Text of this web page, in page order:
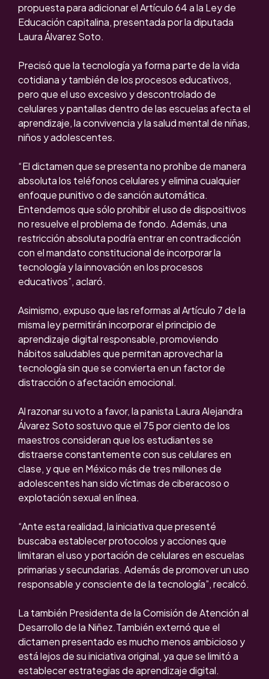
propuesta para adicionar el Artículo 64 a la Ley de
Educación capitalina, presentada por la diputada
Laura Álvarez Soto.
Precisó que la tecnología ya forma parte de la vida
cotidiana y también de los procesos educativos,
pero que el uso excesivo y descontrolado de
celulares y pantallas dentro de las escuelas afecta el
aprendizaje, la convivencia y la salud mental de niñas,
niños y adolescentes.
“El dictamen que se presenta no prohíbe de manera
absoluta los teléfonos celulares y elimina cualquier
enfoque punitivo o de sanción automática.
Entendemos que sólo prohibir el uso de dispositivos
no resuelve el problema de fondo. Además, una
restricción absoluta podría entrar en contradicción
con el mandato constitucional de incorporar la
tecnología y la innovación en los procesos
educativos”, aclaró.
Asimismo, expuso que las reformas al Artículo 7 de la
misma ley permitirán incorporar el principio de
aprendizaje digital responsable, promoviendo
hábitos saludables que permitan aprovechar la
tecnología sin que se convierta en un factor de
distracción o afectación emocional.
Al razonar su voto a favor, la panista Laura Alejandra
Álvarez Soto sostuvo que el 75 por ciento de los
maestros consideran que los estudiantes se
distraerse constantemente con sus celulares en
clase, y que en México más de tres millones de
adolescentes han sido víctimas de ciberacoso o
explotación sexual en línea.
“Ante esta realidad, la iniciativa que presenté
buscaba establecer protocolos y acciones que
limitaran el uso y portación de celulares en escuelas
primarias y secundarias. Además de promover un uso
responsable y consciente de la tecnología”, recalcó.
La también Presidenta de la Comisión de Atención al
Desarrollo de la Niñez.También externó que el
dictamen presentado es mucho menos ambicioso y
está lejos de su iniciativa original, ya que se limitó a
establecer estrategias de aprendizaje digital.